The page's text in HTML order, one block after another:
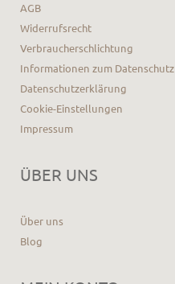
AGB
Widerrufsrecht
Verbraucherschlichtung
Informationen zum Datenschutz
Datenschutzerklärung
Cookie-Einstellungen
Impressum
ÜBER UNS
Über uns
Blog